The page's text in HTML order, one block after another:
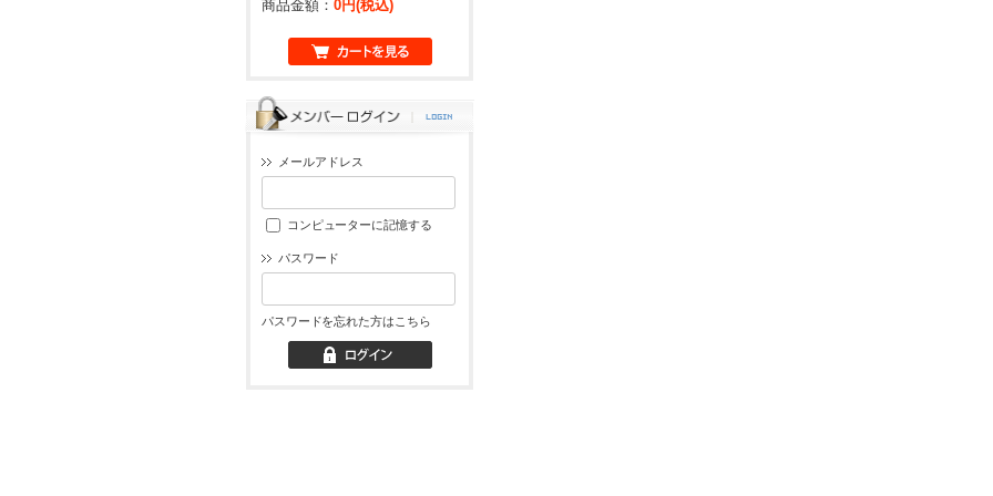
商品金額： 0円(税込)
メールアドレス
コンピューターに記憶する
パスワード
パスワードを忘れた方はこちら